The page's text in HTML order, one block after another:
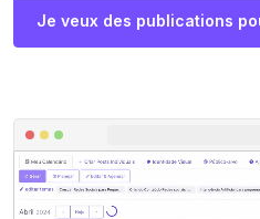
Je veux des publications